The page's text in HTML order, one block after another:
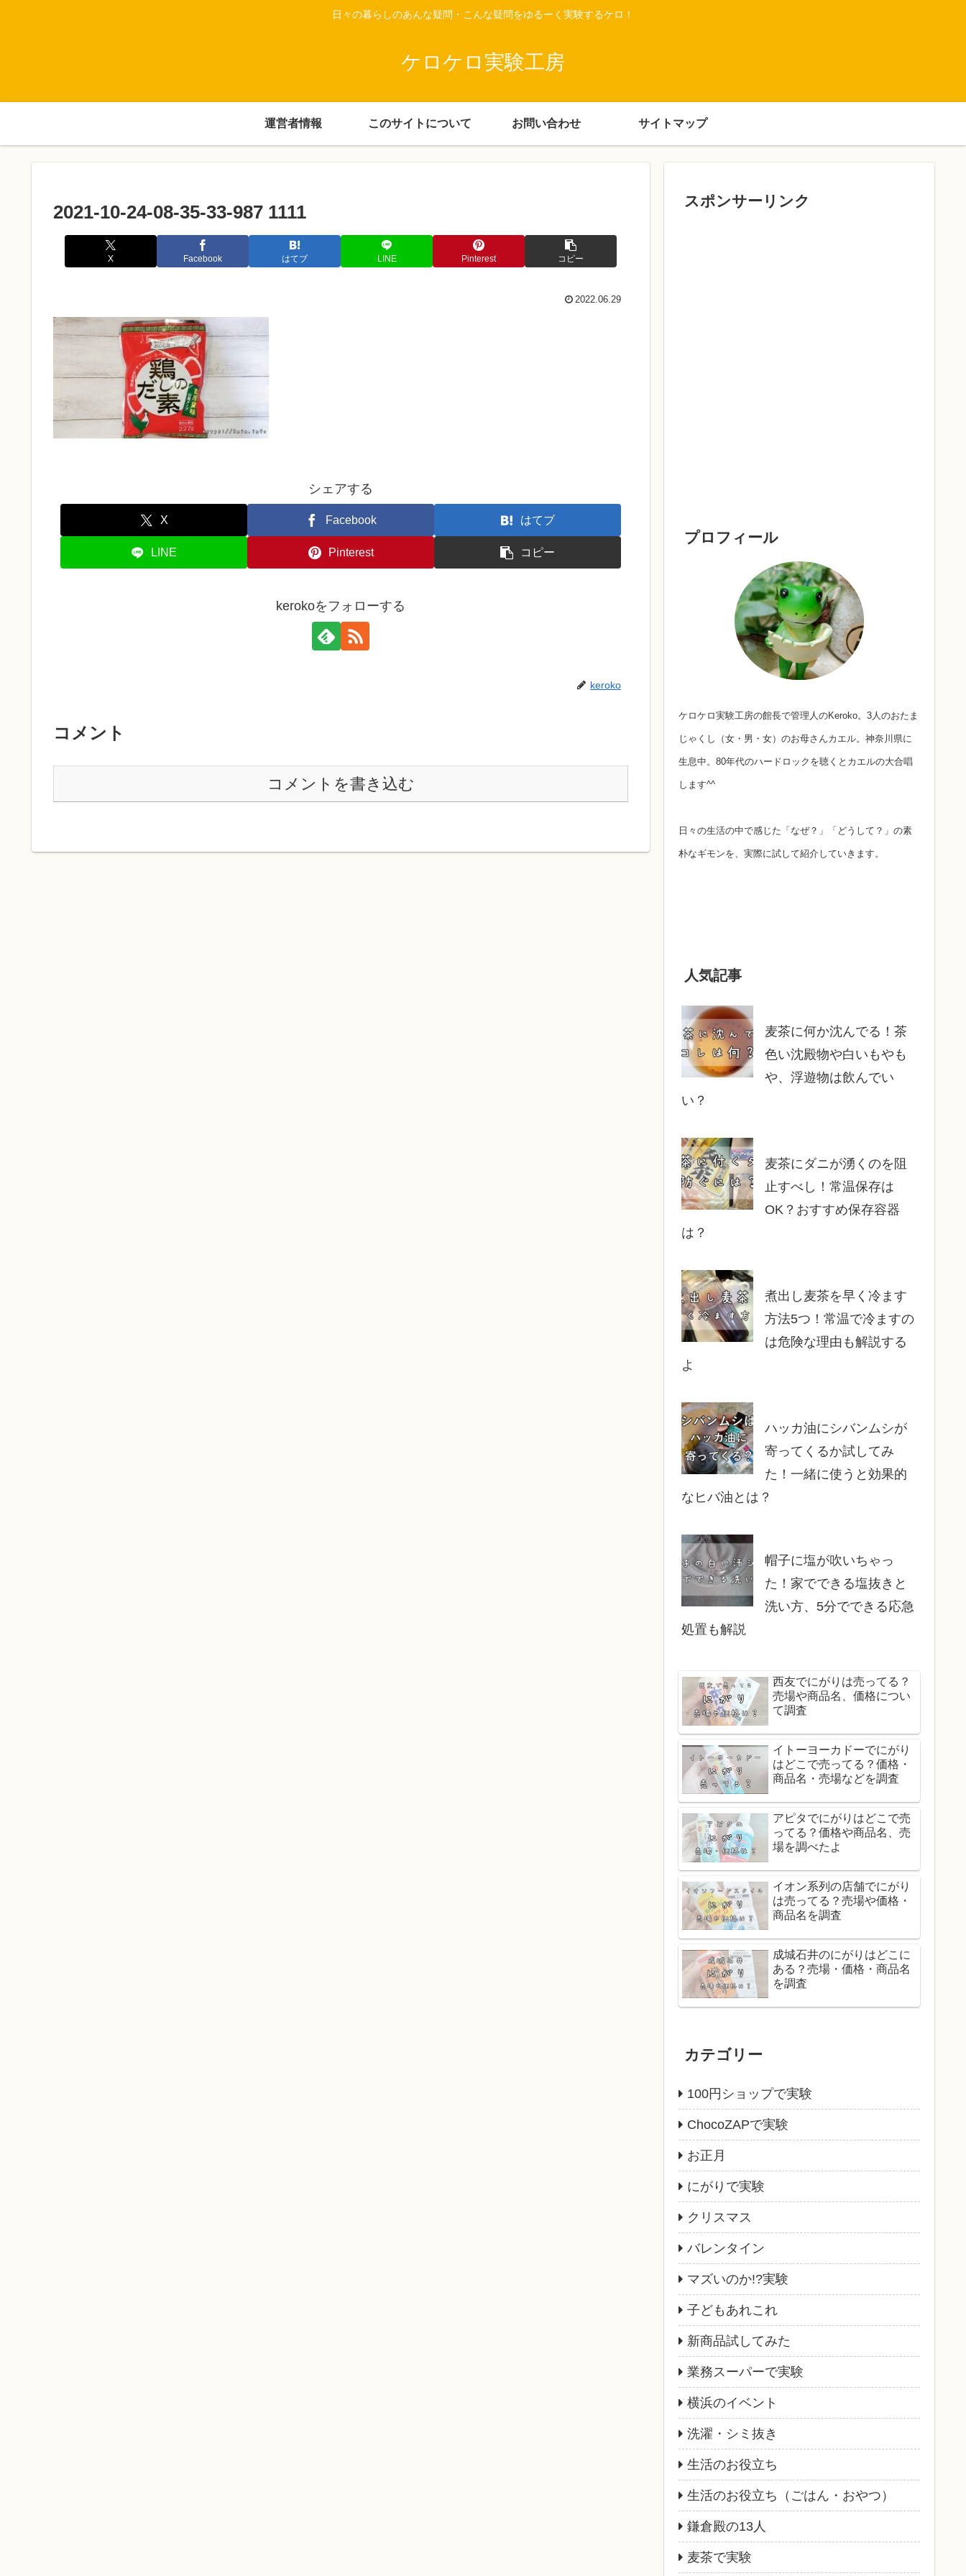
日々の暮らしのあんな疑問・こんな疑問をゆるーく実験するケロ！
ケロケロ実験工房
運営者情報 このサイトについて お問い合わせ サイトマップ
2021-10-24-08-35-33-987 1111
X Facebook はてブ LINE Pinterest コピー
2022.06.29
シェアする
X Facebook はてブ
LINE Pinterest コピー
kerokoをフォローする
keroko
コメント
コメントを書き込む
スポンサーリンク
プロフィール
ケロケロ実験工房の館長で管理人のKeroko。3人のおたま
じゃくし（女・男・女）のお母さんカエル。神奈川県に
生息中。80年代のハードロックを聴くとカエルの大合唱
します^^
日々の生活の中で感じた「なぜ？」「どうして？」の素
朴なギモンを、実際に試して紹介していきます。
人気記事
麦茶に何か沈んでる！茶
色い沈殿物や白いもやも
や、浮遊物は飲んでい
い？
麦茶にダニが湧くのを阻
止すべし！常温保存は
OK？おすすめ保存容器
は？
煮出し麦茶を早く冷ます
方法5つ！常温で冷ますの
は危険な理由も解説する
よ
ハッカ油にシバンムシが
寄ってくるか試してみ
た！一緒に使うと効果的
なヒバ油とは？
帽子に塩が吹いちゃっ
た！家でできる塩抜きと
洗い方、5分でできる応急
処置も解説
西友でにがりは売ってる？
売場や商品名、価格につい
て調査
イトーヨーカドーでにがり
はどこで売ってる？価格・
商品名・売場などを調査
アピタでにがりはどこで売
ってる？価格や商品名、売
場を調べたよ
イオン系列の店舗でにがり
は売ってる？売場や価格・
商品名を調査
成城石井のにがりはどこに
ある？売場・価格・商品名
を調査
カテゴリー
100円ショップで実験
ChocoZAPで実験
お正月
にがりで実験
クリスマス
バレンタイン
マズいのか!?実験
子どもあれこれ
新商品試してみた
業務スーパーで実験
横浜のイベント
洗濯・シミ抜き
生活のお役立ち
生活のお役立ち（ごはん・おやつ）
鎌倉殿の13人
麦茶で実験